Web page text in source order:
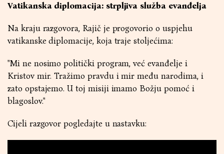
Vatikanska diplomacija: strpljiva služba evanđelja
Na kraju razgovora, Rajič je progovorio o uspjehu
vatikanske diplomacije, koja traje stoljećima:
"Mi ne nosimo politički program, već evanđelje i
Kristov mir. Tražimo pravdu i mir među narodima, i
zato opstajemo. U toj misiji imamo Božju pomoć i
blagoslov."
Cijeli razgovor pogledajte u nastavku: